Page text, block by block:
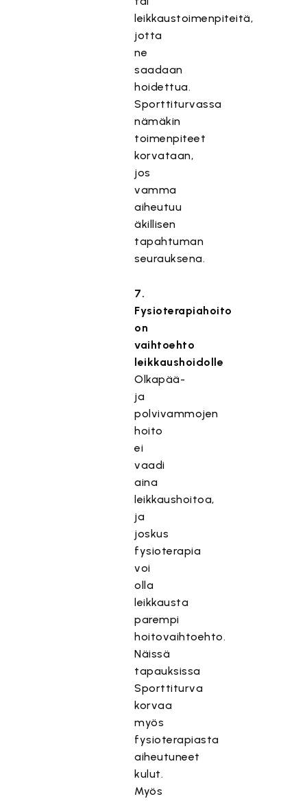
leikkaustoimenpiteitä,
jotta
ne
saadaan
hoidettua.
Sporttiturvassa
nämäkin
toimenpiteet
korvataan,
jos
vamma
aiheutuu
äkillisen
tapahtuman
seurauksena.
7.
Fysioterapiahoito
on
vaihtoehto
leikkaushoidolle
Olkapää-
ja
polvivammojen
hoito
ei
vaadi
aina
leikkaushoitoa,
ja
joskus
fysioterapia
voi
olla
leikkausta
parempi
hoitovaihtoehto.
Näissä
tapauksissa
Sporttiturva
korvaa
myös
fysioterapiasta
aiheutuneet
kulut.
Myös